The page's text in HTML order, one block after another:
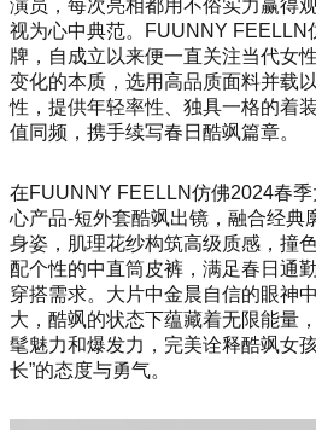
演员，每次亮相都用不俗实力赢得
视为心中典范。FUUNNY FEELLN
牌，自成立以来便一直关注当代女
变化的本质，选用高品质面料并载
性，提供年轻率性、独具一格的着
值同频，携手续写春日酷飒篇章。
在FUUNNY FEELLN仿佛2024春
心产品-短外套酷飒出镜，融合经典
身姿，肌理花纱构筑高级质感，撞
配个性的中直筒皮裤，满足春日通
穿搭需求。大片中金晨自信的眼神
大，酷飒的状态下蕴藏着无限能量
髦魅力和爆发力，完美诠释酷飒女
长”的态度与勇气。